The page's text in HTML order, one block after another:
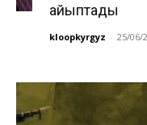
айыптады
kloopkyrgyz - 25/06/